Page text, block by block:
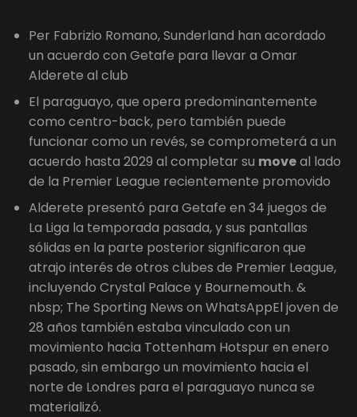
Per Fabrizio Romano, Sunderland han acordado
un acuerdo con Getafe para llevar a Omar
Alderete al club
El paraguayo, que opera predominantemente
como centro-back, pero también puede
funcionar como un revés, se comprometerá a un
acuerdo hasta 2029 al completar su moveal lado
de la Premier League recientemente promovido
Alderete presentó para Getafe en 34 juegos de
La Liga la temporada pasada, y sus pantallas
sólidas en la parte posterior significaron que
atrajo interés de otros clubes de Premier League,
incluyendo Crystal Palace y Bournemouth. &
nbsp; The Sporting News on WhatsAppEl joven de
28 años también estaba vinculado con un
movimiento hacia Tottenham Hotspur en enero
pasado, sin embargo un movimiento hacia el
norte de Londres para el paraguayo nunca se
materializó.